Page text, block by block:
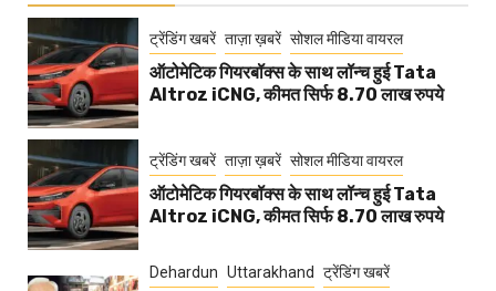
ट्रेंडिंग खबरें ताज़ा ख़बरें सोशल मीडिया वायरल
ऑटोमेटिक गियरबॉक्स के साथ लॉन्च हुई Tata
Altroz iCNG, कीमत सिर्फ 8.70 लाख रुपये
ट्रेंडिंग खबरें ताज़ा ख़बरें सोशल मीडिया वायरल
ऑटोमेटिक गियरबॉक्स के साथ लॉन्च हुई Tata
Altroz iCNG, कीमत सिर्फ 8.70 लाख रुपये
Dehardun Uttarakhand ट्रेंडिंग खबरें